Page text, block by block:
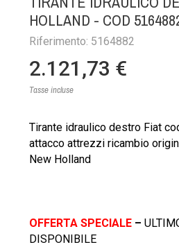
HOLLAND - COD
Riferimento: 5164882
2.121,73 €
Tasse incluse
Tirante idraulico destro Fiat
attacco attrezzi ricambio
New Holland
OFFERTA SPECIALE –
DISPONIBILE